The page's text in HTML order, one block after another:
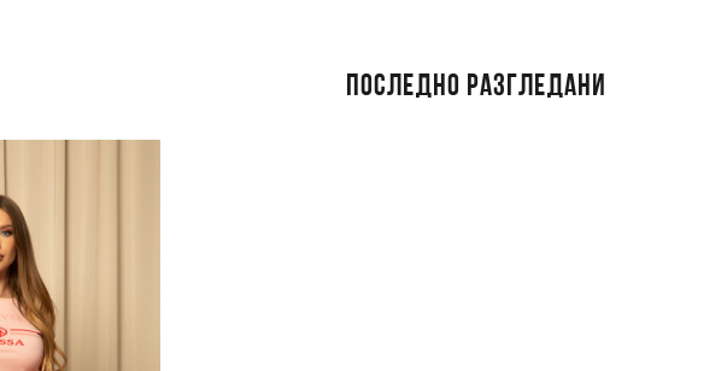
ПОСЛЕДНО РАЗГЛЕДАНИ